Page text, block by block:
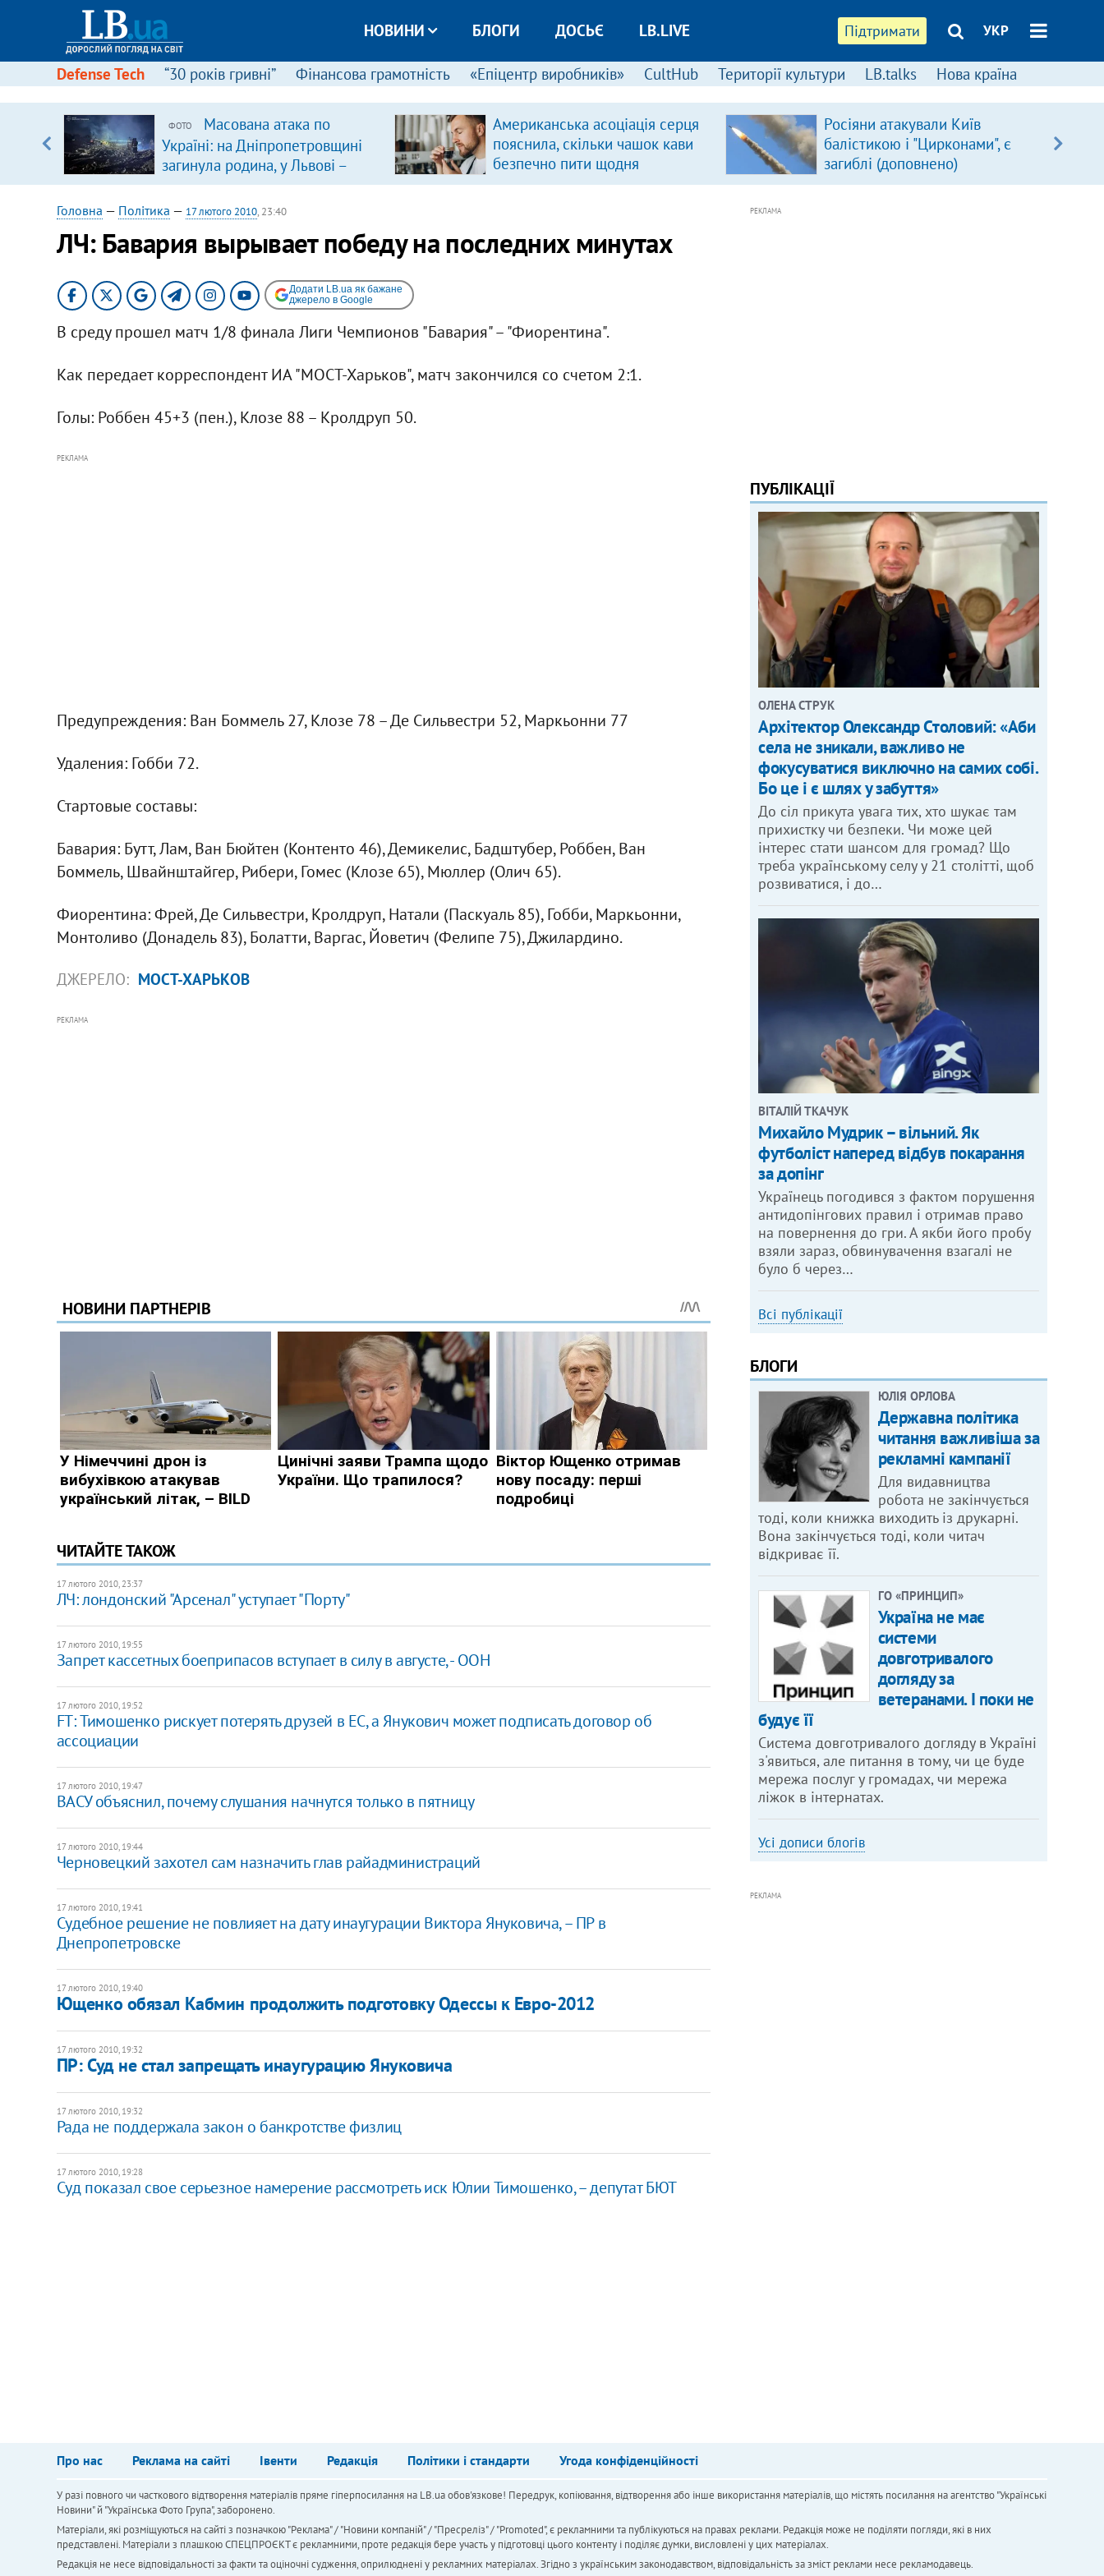
Підтримати УКР
НОВИНИ БЛОГИ ДОСЬЄ LB.LIVE
Defense Tech “30 років гривні” Фінансова грамотність «Епіцентр виробників» CultHub Території культури LB.talks Нова країна
ФОТО
Масована атака по
Україні: на Дніпропетровщині
загинула родина, у Львові –
удар по багатоповерхівках
(доповнюється)
Американська асоціація серця
пояснила, скільки чашок кави
безпечно пити щодня
Росіяни атакували Київ
балістикою і "Цирконами", є
загиблі (доповнено)
Головна — Політика — 17 лютого 2010, 23:40
ЛЧ: Бавария вырывает победу на последних минутах
Додати LB.ua як бажане
джерело в Google
В среду прошел матч 1/8 финала Лиги Чемпионов "Бавария" – "Фиорентина".
Как передает корреспондент ИА "МОСТ-Харьков", матч закончился со счетом 2:1.
Голы: Роббен 45+3 (пен.), Клозе 88 – Кролдруп 50.
РЕКЛАМА
Предупреждения: Ван Боммель 27, Клозе 78 – Де Сильвестри 52, Маркьонни 77
Удаления: Гобби 72.
Стартовые составы:
Бавария: Бутт, Лам, Ван Бюйтен (Контенто 46), Демикелис, Бадштубер, Роббен, Ван
Боммель, Швайнштайгер, Рибери, Гомес (Клозе 65), Мюллер (Олич 65).
Фиорентина: Фрей, Де Сильвестри, Кролдруп, Натали (Паскуаль 85), Гобби, Маркьонни,
Монтоливо (Донадель 83), Болатти, Варгас, Йоветич (Фелипе 75), Джилардино.
ДЖЕРЕЛО: МОСТ-ХАРЬКОВ
РЕКЛАМА
ЧИТАЙТЕ ТАКОЖ
17 лютого 2010, 23:37
ЛЧ: лондонский "Арсенал" уступает "Порту"
17 лютого 2010, 19:55
Запрет кассетных боеприпасов вступает в силу в августе, - ООН
17 лютого 2010, 19:52
FT: Тимошенко рискует потерять друзей в ЕС, а Янукович может подписать договор об
ассоциации
17 лютого 2010, 19:47
ВАСУ объяснил, почему слушания начнутся только в пятницу
17 лютого 2010, 19:44
Черновецкий захотел сам назначить глав райадминистраций
17 лютого 2010, 19:41
Судебное решение не повлияет на дату инаугурации Виктора Януковича, – ПР в
Днепропетровске
17 лютого 2010, 19:40
Ющенко обязал Кабмин продолжить подготовку Одессы к Евро-2012
17 лютого 2010, 19:32
ПР: Суд не стал запрещать инаугурацию Януковича
17 лютого 2010, 19:32
Рада не поддержала закон о банкротстве физлиц
17 лютого 2010, 19:28
Суд показал свое серьезное намерение рассмотреть иск Юлии Тимошенко, – депутат БЮТ
РЕКЛАМА
ПУБЛІКАЦІЇ
ОЛЕНА СТРУК
Архітектор Олександр Столовий: «Аби
села не зникали, важливо не
фокусуватися виключно на самих собі.
Бо це і є шлях у забуття»
До сіл прикута увага тих, хто шукає там
прихистку чи безпеки. Чи може цей
інтерес стати шансом для громад? Що
треба українському селу у 21 столітті, щоб
розвиватися, і до…
ВІТАЛІЙ ТКАЧУК
Михайло Мудрик – вільний. Як
футболіст наперед відбув покарання
за допінг
Українець погодився з фактом порушення
антидопінгових правил і отримав право
на повернення до гри. А якби його пробу
взяли зараз, обвинувачення взагалі не
було б через…
Всі публікації
БЛОГИ
ЮЛІЯ ОРЛОВА
Державна політика
читання важливіша за
рекламні кампанії
Для видавництва
робота не закінчується
тоді, коли книжка виходить із друкарні.
Вона закінчується тоді, коли читач
відкриває її.
ГО «ПРИНЦИП»
Україна не має
системи
довготривалого
догляду за
ветеранами. І поки не
будує її
Система довготривалого догляду в Україні
з'явиться, але питання в тому, чи це буде
мережа послуг у громадах, чи мережа
ліжок в інтернатах.
Усі дописи блогів
РЕКЛАМА
Про нас Реклама на сайті Івенти Редакція Політики і стандарти Угода конфіденційності
У разі повного чи часткового відтворення матеріалів пряме гіперпосилання на LB.ua обов'язкове! Передрук, копіювання, відтворення або інше використання матеріалів, що містять посилання на агентство "Українськi
Новини" й "Українська Фото Група", заборонено.
Матеріали, які розміщуються на сайті з позначкою "Реклама" / "Новини компаній" / "Пресреліз" / "Promoted", є рекламними та публікуються на правах реклами. Редакція може не поділяти погляди, які в них
представлені. Матеріали з плашкою СПЕЦПРОЄКТ є рекламними, проте редакція бере участь у підготовці цього контенту і поділяє думки, висловлені у цих матеріалах.
Редакція не несе відповідальності за факти та оціночні судження, оприлюднені у рекламних матеріалах. Згідно з українським законодавством, відповідальність за зміст реклами несе рекламодавець.